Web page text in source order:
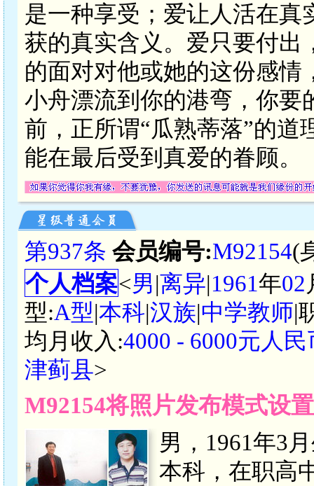
是一种享受；爱让人活在真
获的真实含义。爱只要付出
的面对对他或她的这份感
小舟漂流到你的港弯，你要
前，正所谓“瓜熟蒂落”的道
能在最后受到真爱的眷顾。
第937条 会员编号:M92154(
个人档案<男|离异|1961年02
型:A型|本科|汉族|中学教师|
均月收入:4000 - 6000元人民
津蓟县>
M92154将照片发布模式设
男，1961年3
本科，在职高